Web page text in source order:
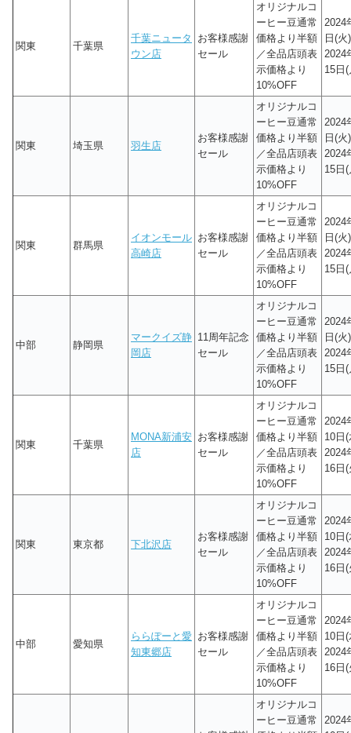
関東 千葉県
千葉ニュータ
ウン店
お客様感謝
セール
オリジナルコ
ーヒー豆通常
価格より半額
／全品店頭表
示価格より
10%OFF
2024
日(火
2024
15日(
関東 埼玉県 羽生店
お客様感謝
セール
オリジナルコ
ーヒー豆通常
価格より半額
／全品店頭表
示価格より
10%OFF
2024
日(火
2024
15日(
関東 群馬県
イオンモール
高崎店
お客様感謝
セール
オリジナルコ
ーヒー豆通常
価格より半額
／全品店頭表
示価格より
10%OFF
2024
日(火
2024
15日(
中部 静岡県
マークイズ静
岡店
11周年記念
セール
オリジナルコ
ーヒー豆通常
価格より半額
／全品店頭表
示価格より
10%OFF
2024
日(火
2024
15日(
関東 千葉県
MONA新浦安
店
お客様感謝
セール
オリジナルコ
ーヒー豆通常
価格より半額
／全品店頭表
示価格より
10%OFF
2024
10日
2024
16日(
関東 東京都 下北沢店
お客様感謝
セール
オリジナルコ
ーヒー豆通常
価格より半額
／全品店頭表
示価格より
10%OFF
2024
10日
2024
16日(
中部 愛知県
ららぽーと愛
知東郷店
お客様感謝
セール
オリジナルコ
ーヒー豆通常
価格より半額
／全品店頭表
示価格より
10%OFF
2024
10日
2024
16日(
オリジナルコ
ーヒー豆通常
2024